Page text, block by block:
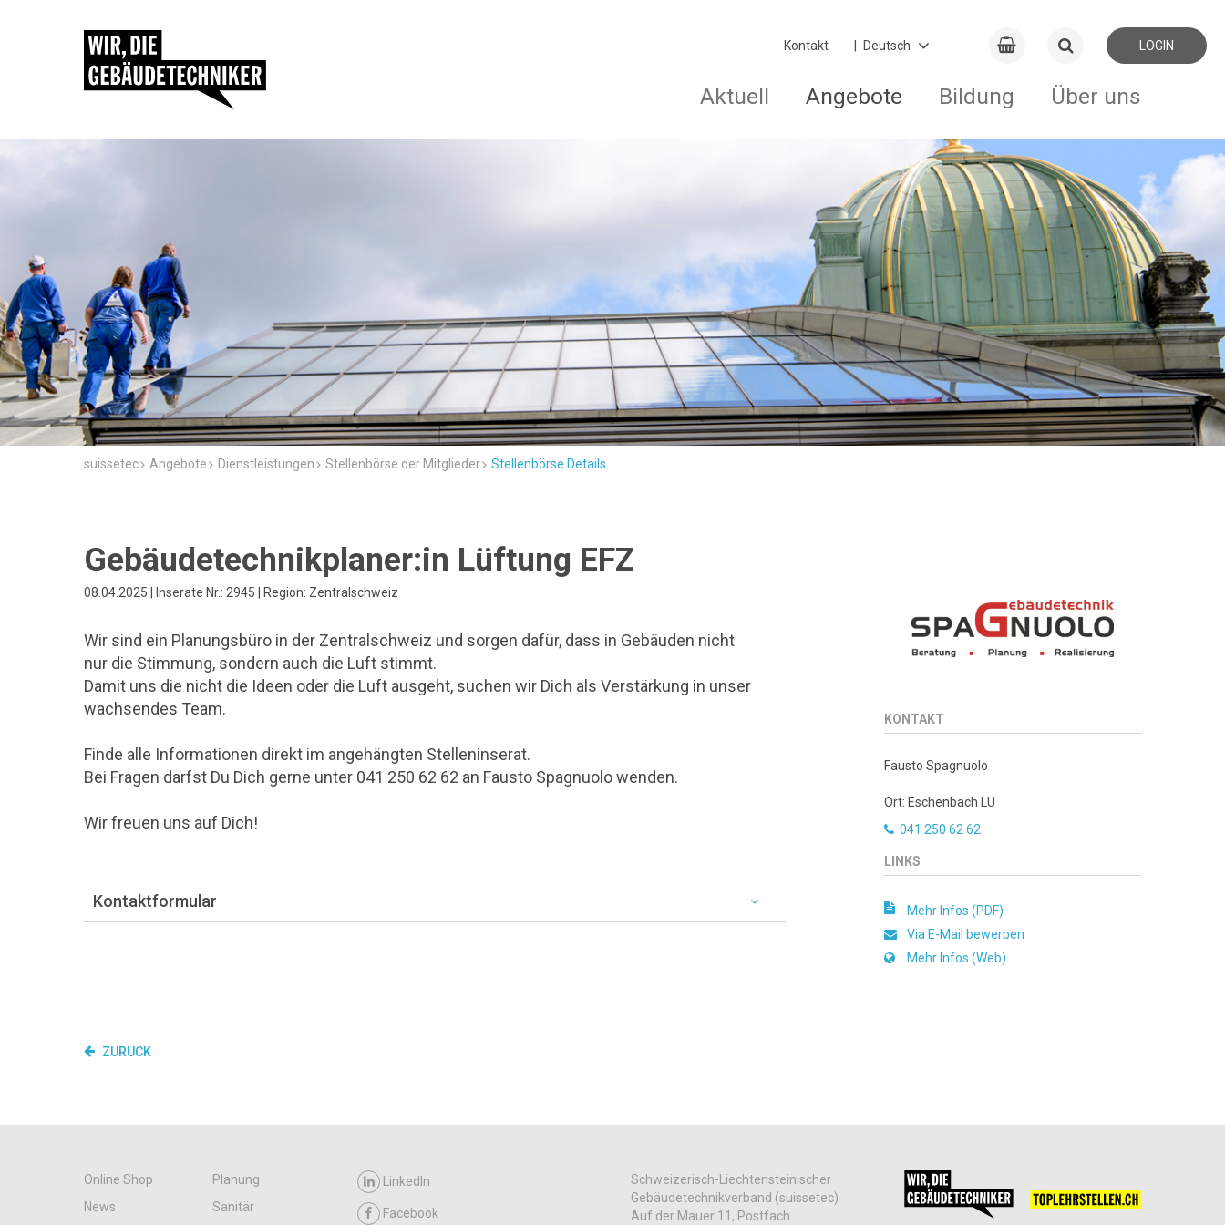
Kontakt LOGIN
Aktuell Angebote Bildung Über uns
suissetec Angebote Dienstleistungen Stellenbörse der Mitglieder Stellenbörse Details
Gebäudetechnikplaner:in Lüftung EFZ
08.04.2025 | Inserate Nr.: 2945 | Region: Zentralschweiz
Wir sind ein Planungsbüro in der Zentralschweiz und sorgen dafür, dass in Gebäuden nicht
nur die Stimmung, sondern auch die Luft stimmt.
Damit uns die nicht die Ideen oder die Luft ausgeht, suchen wir Dich als Verstärkung in unser
wachsendes Team.
Finde alle Informationen direkt im angehängten Stelleninserat.
Bei Fragen darfst Du Dich gerne unter 041 250 62 62 an Fausto Spagnuolo wenden.
Wir freuen uns auf Dich!
Kontaktformular
KONTAKT
Fausto Spagnuolo
Ort: Eschenbach LU
041 250 62 62
LINKS
Mehr Infos (PDF)
Via E-Mail bewerben
Mehr Infos (Web)
ZURÜCK
Online Shop
Planung
News
Sanitär
LinkedIn
Facebook
Schweizerisch-Liechtensteinischer
Gebäudetechnikverband (suissetec)
Auf der Mauer 11, Postfach